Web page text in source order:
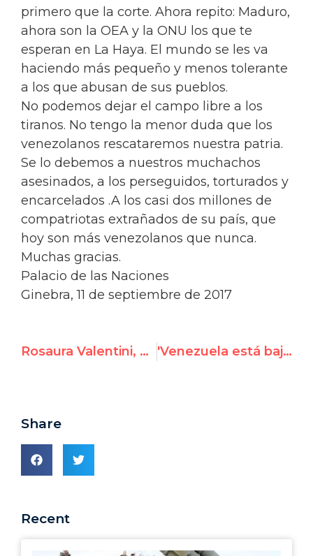
primero que la corte. Ahora repito: Maduro,
ahora son la OEA y la ONU los que te
esperan en La Haya. El mundo se les va
haciendo más pequeño y menos tolerante
a los que abusan de sus pueblos.
No podemos dejar el campo libre a los
tiranos. No tengo la menor duda que los
venezolanos rescataremos nuestra patria.
Se lo debemos a nuestros muchachos
asesinados, a los perseguidos, torturados y
encarcelados .A los casi dos millones de
compatriotas extrañados de su país, que
hoy son más venezolanos que nunca.
Muchas gracias.
Palacio de las Naciones
Ginebra, 11 de septiembre de 2017
Rosaura Valentini, esposa de Yon Goicoechea, habla en el Consejo de Derechos Humanos 'Venezuela está bajo el dominio de bandas criminales organizadas': tía de Leopoldo López testifica en la ONU
Share
Recent